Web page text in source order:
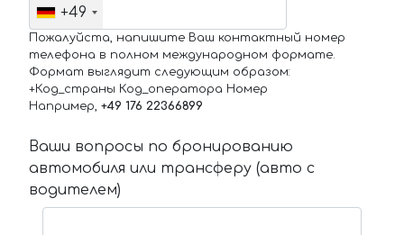
+49
Пожалуйста, напишите Ваш контактный номер
телефона в полном международном формате.
Формат выглядит следующим образом:
+Код_страны Код_оператора Номер
Например, +49 176 22366899
Ваши вопросы по бронированию
автомобиля или трансферу (авто с
водителем)